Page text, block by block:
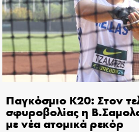
Παγκόσμιο Κ20: Στον
σφυροβολίας η
με νέα ατομικά ρεκόρ